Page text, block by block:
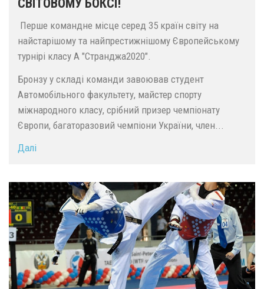
СВІТОВОМУ БОКСІ!
Перше командне місце серед 35 країн світу на
найстарішому та найпрестижнішому Європейському
турнірі класу А "Странджа2020".
Бронзу у складі команди завоював студент
Автомобільного факультету, майстер спорту
міжнародного класу, срібний призер чемпіонату
Європи, багаторазовий чемпіони України, член...
Далі